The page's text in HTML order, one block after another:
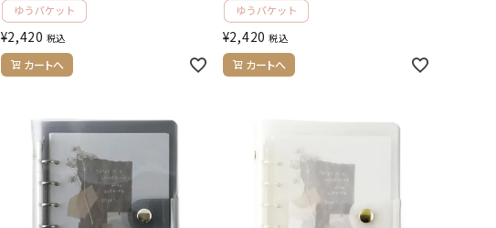
¥2,420 税込
カートへ
¥2,420 税込
カートへ